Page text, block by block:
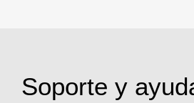
Soporte y